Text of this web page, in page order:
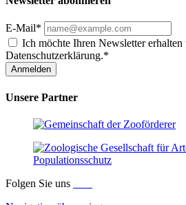
E-Mail*
Ich möchte Ihren Newsletter erhalten
Datenschutzerklärung.*
Anmelden
Unsere Partner
Folgen Sie uns